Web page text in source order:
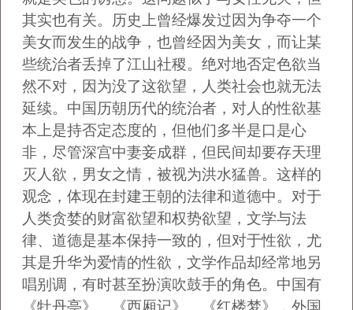
其实也有关。历史上曾经爆发过因为争夺一个
美女而发生的战争，也曾经因为美女，而让某
些统治者丢掉了江山社稷。绝对地否定色欲当
然不对，因为没了这欲望，人类社会也就无法
延续。中国历朝历代的统治者，对人的性欲基
本上是持否定态度的，但他们多半是口是心
非，尽管深宫中妻妾成群，但民间却要存天理
灭人欲，男女之情，被视为洪水猛兽。这样的
观念，体现在封建王朝的法律和道德中。对于
人类贪婪的财富欲望和权势欲望，文学与法
律、道德是基本保持一致的，但对于性欲，尤
其是升华为爱情的性欲，文学作品却经常地另
唱别调，有时甚至扮演吹鼓手的角色。中国有
《牡丹亭》、《西厢记》、《红楼梦》，外国